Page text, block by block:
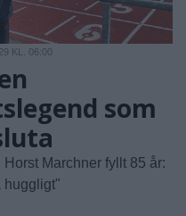
KL. 06:00
som
Horst Marchner fyllt 85 år:
huggligt"